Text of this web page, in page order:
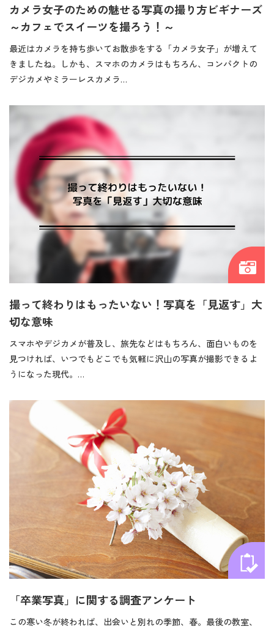
カメラ女子のための魅せる写真の撮り方ビギナーズ
～カフェでスイーツを撮ろう！～
最近はカメラを持ち歩いてお散歩をする「カメラ女子」が増えて
きましたね。しかも、スマホのカメラはもちろん、コンパクトの
デジカメやミラーレスカメラ…
撮って終わりはもったいない！写真を「見返す」大
切な意味
スマホやデジカメが普及し、旅先などはもちろん、面白いものを
見つければ、いつでもどこでも気軽に沢山の写真が撮影できるよ
うになった現代。…
「卒業写真」に関する調査アンケート
この寒い冬が終われば、出会いと別れの季節、春。最後の教室、